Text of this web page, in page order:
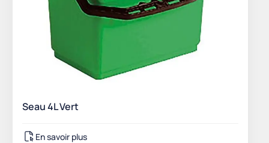
Seau 4L Vert
En savoir plus